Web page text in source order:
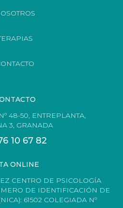
48-50, ENTREPLANTA,
3, GRANADA
10 67 82
ONLINE
CENTRO DE PSICOLOGÍA
DE IDENTIFICACIÓN DE
61502 COLEGIADA Nº